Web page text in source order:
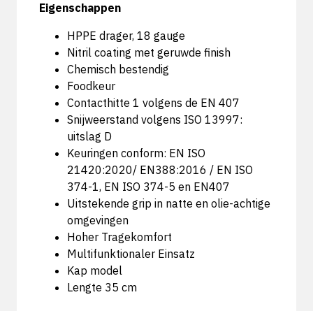
Eigenschappen
HPPE drager, 18 gauge
Nitril coating met geruwde finish
Chemisch bestendig
Foodkeur
Contacthitte 1 volgens de EN 407
Snijweerstand volgens ISO 13997:
uitslag D
Keuringen conform: EN ISO
21420:2020/ EN388:2016 / EN ISO
374-1, EN ISO 374-5 en EN407
Uitstekende grip in natte en olie-achtige
omgevingen
Hoher Tragekomfort
Multifunktionaler Einsatz
Kap model
Lengte 35 cm